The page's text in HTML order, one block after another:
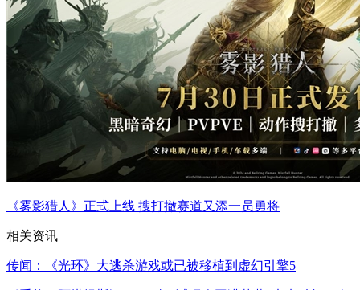
《雾影猎人》正式上线 搜打撤赛道又添一员勇将
相关资讯
传闻：《光环》大逃杀游戏或已被移植到虚幻引擎5